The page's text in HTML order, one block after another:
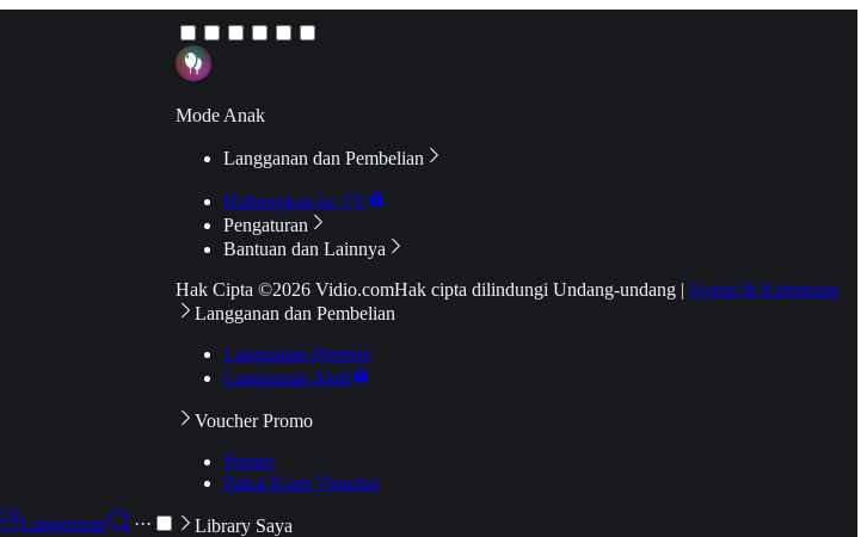
Langganan
···
Mode Anak
Langganan dan Pembelian
Hubungkan ke TV
Pengaturan
Bantuan dan Lainnya
Hak Cipta ©2026 Vidio.comHak cipta dilindungi Undang-undang | Syarat & Ketentuan
Langganan dan Pembelian
Langganan Premier
Langganan Aktif
Voucher Promo
Promo
Pakai Kode Voucher
Library Saya